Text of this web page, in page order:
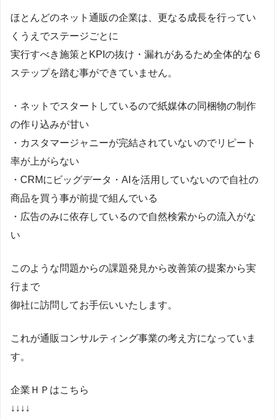
ほとんどのネット通販の企業は、更なる成長を行ってい
くうえでステージごとに
実行すべき施策とKPIの抜け・漏れがあるため全体的な６
ステップを踏む事ができていません。
・ネットでスタートしているので紙媒体の同梱物の制作
の作り込みが甘い
・カスタマージャニーが完結されていないのでリピート
率が上がらない
・CRMにビッグデータ・AIを活用していないので自社の
商品を買う事が前提で組んでいる
・広告のみに依存しているので自然検索からの流入がな
い
このような問題からの課題発見から改善策の提案から実
行まで
御社に訪問してお手伝いいたします。
これが通販コンサルティング事業の考え方になっていま
す。
企業ＨＰはこちら
↓↓↓↓